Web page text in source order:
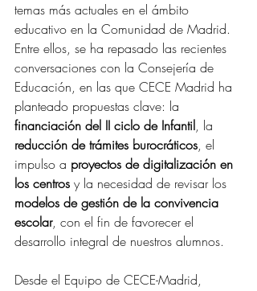
temas más actuales en el ámbito
educativo en la Comunidad de Madrid.
Entre ellos, se ha repasado las recientes
conversaciones con la Consejería de
Educación, en las que CECE Madrid ha
planteado propuestas clave: la
financiación del II ciclo de Infantil, la
reducción de trámites burocráticos, el
impulso a proyectos de digitalización en
los centros y la necesidad de revisar los
modelos de gestión de la convivencia
escolar, con el fin de favorecer el
desarrollo integral de nuestros alumnos.
Desde el Equipo de CECE-Madrid,